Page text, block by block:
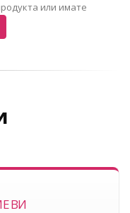
или имате
ВИ